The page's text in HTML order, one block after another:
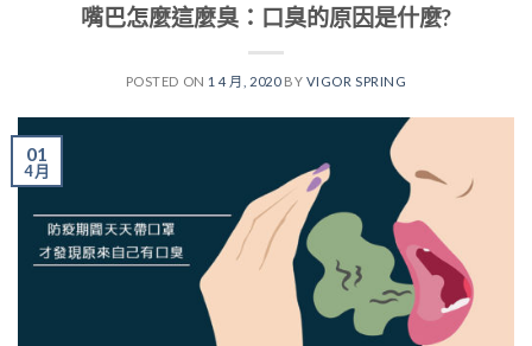
嘴巴怎麼這麼臭：口臭的原因是什麼?
POSTED ON 1 4 月, 2020BY VIGOR SPRING
01
4 月